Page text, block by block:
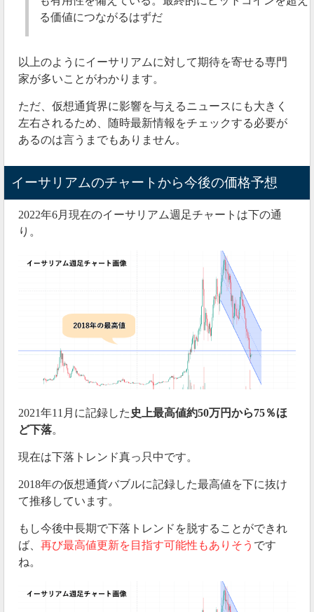
る価値につながるはずだ
以上のようにイーサリアムに対して期待を寄せる専門
家が多いことがわかります。
ただ、仮想通貨界に影響を与えるニュースにも大きく
左右されるため、随時最新情報をチェックする必要が
あるのは言うまでもありません。
イーサリアムのチャートから今後の価格予想
2022年6月現在のイーサリアム週足チャートは下の通
り。
2021年11月に記録した 史上最高値約50万円から75％ほ
ど下落。
現在は下落トレンド真っ只中です。
2018年の仮想通貨バブルに記録した最高値を下に抜け
て推移しています。
もし今後中長期で下落トレンドを脱することができれ
ば、 再び最高値更新を目指す可能性もありそう です
ね。